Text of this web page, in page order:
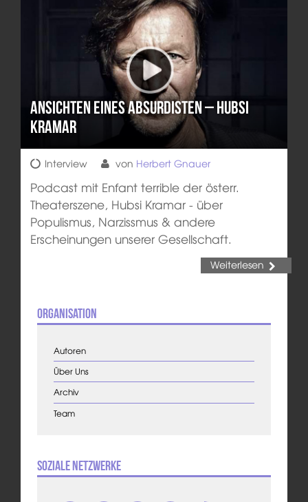
Ansichten eines Absurdisten – Hubsi
Kramar
Interview von Herbert Gnauer
Podcast mit Enfant terrible der österr.
Theaterszene, Hubsi Kramar - über
Populismus, Narzissmus & andere
Erscheinungen unserer Gesellschaft.
Weiterlesen
Organisation
Autoren
Über Uns
Archiv
Team
Soziale Netzwerke